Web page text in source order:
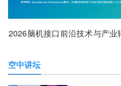
2026脑机接口前沿技术与产业
空中讲坛